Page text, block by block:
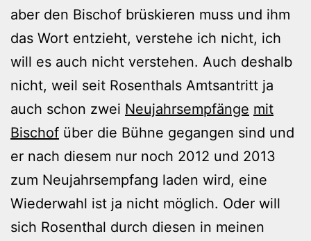
aber den Bischof brüskieren muss und ihm
das Wort entzieht, verstehe ich nicht, ich
will es auch nicht verstehen. Auch deshalb
nicht, weil seit Rosenthals Amtsantritt ja
auch schon zwei Neujahrsempfänge mit
Bischof über die Bühne gegangen sind und
er nach diesem nur noch 2012 und 2013
zum Neujahrsempfang laden wird, eine
Wiederwahl ist ja nicht möglich. Oder will
sich Rosenthal durch diesen in meinen